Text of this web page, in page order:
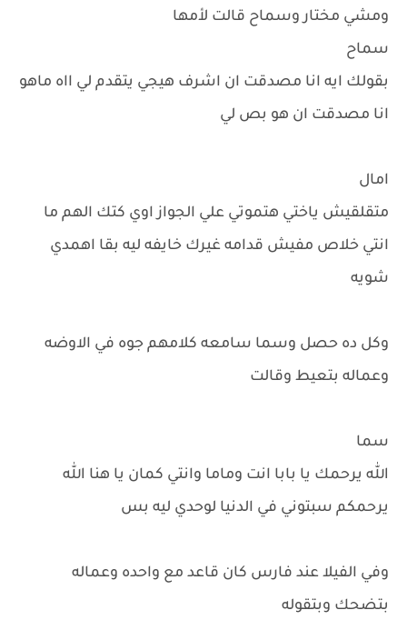
ومشي مختار وسماح قالت لأمها
سماح
بقولك ايه انا مصدقت ان اشرف هيجي يتقدم لي ااه ماهو
انا مصدقت ان هو بص لي
امال
متقلقيش ياختي هتموتي علي الجواز اوي كتك الهم ما
انتي خلاص مفيش قدامه غيرك خايفه ليه بقا اهمدي
شويه
وكل ده حصل وسما سامعه كلامهم جوه في الاوضه
وعماله بتعيط وقالت
سما
الله يرحمك يا بابا انت وماما وانتي كمان يا هنا الله
يرحمكم سبتوني في الدنيا لوحدي ليه بس
وفي الفيلا عند فارس كان قاعد مع واحده وعماله
بتضحك وبتقوله